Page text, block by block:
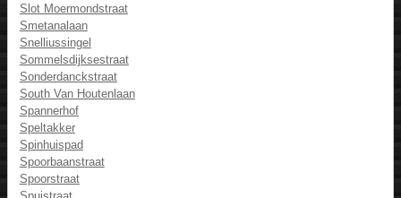
Slot Moermondstraat
Smetanalaan
Snelliussingel
Sommelsdijksestraat
Sonderdanckstraat
South Van Houtenlaan
Spannerhof
Speltakker
Spinhuispad
Spoorbaanstraat
Spoorstraat